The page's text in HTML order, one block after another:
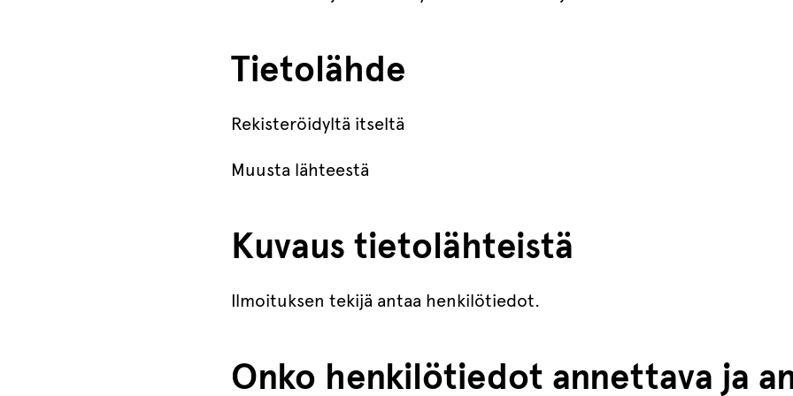
Tietolähde
Rekisteröidyltä itseltä
Muusta lähteestä
Kuvaus tietolähteistä
Ilmoituksen tekijä antaa henkilötiedot.
Onko henkilötiedot annettava ja